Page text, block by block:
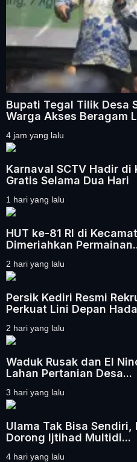
Bupati Tegal Tilik Desa
Warga Akses Beragam
4 jam yang lalu
Karnaval SCTV Hadir di
Gratis Selama Dua Hari
1 hari yang lalu
HUT ke-81 RI di
Dimeriahkan
2 hari yang lalu
Persik Kediri Resmi
Perkuat Lini Depan
2 hari yang lalu
Waduk Rusak dan El
Lahan Pertanian Desa...
3 hari yang lalu
Ulama Tak Bisa
Dorong Ijtihad Multidi...
4 hari yang lalu